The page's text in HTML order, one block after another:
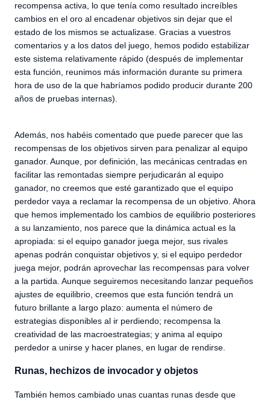
recompensa activa, lo que tenía como resultado increíbles
cambios en el oro al encadenar objetivos sin dejar que el
estado de los mismos se actualizase. Gracias a vuestros
comentarios y a los datos del juego, hemos podido estabilizar
este sistema relativamente rápido (después de implementar
esta función, reunimos más información durante su primera
hora de uso de la que habríamos podido producir durante 200
años de pruebas internas).
Además, nos habéis comentado que puede parecer que las
recompensas de los objetivos sirven para penalizar al equipo
ganador. Aunque, por definición, las mecánicas centradas en
facilitar las remontadas siempre perjudicarán al equipo
ganador, no creemos que esté garantizado que el equipo
perdedor vaya a reclamar la recompensa de un objetivo. Ahora
que hemos implementado los cambios de equilibrio posteriores
a su lanzamiento, nos parece que la dinámica actual es la
apropiada: si el equipo ganador juega mejor, sus rivales
apenas podrán conquistar objetivos y, si el equipo perdedor
juega mejor, podrán aprovechar las recompensas para volver
a la partida. Aunque seguiremos necesitando lanzar pequeños
ajustes de equilibrio, creemos que esta función tendrá un
futuro brillante a largo plazo: aumenta el número de
estrategias disponibles al ir perdiendo; recompensa la
creatividad de las macroestrategias; y anima al equipo
perdedor a unirse y hacer planes, en lugar de rendirse.
Runas, hechizos de invocador y objetos
También hemos cambiado unas cuantas runas desde que